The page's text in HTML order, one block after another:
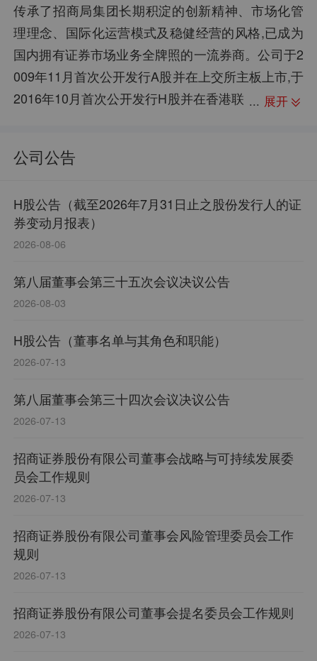
每股未分配利润：5.31 销售净利率：46.91%
股权质押：-- 负债合计：6469.91亿
每股现金流：3.47 资产负债率：82.07%
展开
传承了招商局集团长期积淀的创新精神、市场化管
理理念、国际化运营模式及稳健经营的风格,已成为
国内拥有证券市场业务全牌照的一流券商。公司于2
009年11月首次公开发行A股并在上交所主板上市,于
2016年10月首次公开发行H股并在香港联
交易业务。企业荣誉:最佳跨境ETF做市商、2019年
化风险管理平台获“2019年度深圳市金融创新奖二等
奖”、沪深交易所2024年度综合AA评级等。截至202
5年12月31日,本公司在北京、上海、广州、深圳等
城市已开立265家批准设立的证券营业部和14家分
公司;拥有全资子公司5家,即招商证券国际有限公
司、招商证券投资有限公司和招商证券资产管理有
限公司。
公司公告
H股公告（截至2026年7月31日止之股份发行人的证
券变动月报表）
2026-08-06
第八届董事会第三十五次会议决议公告
2026-08-03
H股公告（董事名单与其角色和职能）
2026-07-13
第八届董事会第三十四次会议决议公告
2026-07-13
招商证券股份有限公司董事会战略与可持续发展委
员会工作规则
2026-07-13
招商证券股份有限公司董事会风险管理委员会工作
规则
2026-07-13
招商证券股份有限公司董事会提名委员会工作规则
2026-07-13